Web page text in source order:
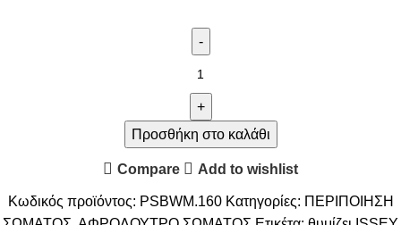
Προσθήκη στο καλάθι
Compare Add to wishlist
Κωδικός προϊόντος: PSBWM.160 Κατηγορίες: ΠΕΡΙΠΟΙΗΣΗ